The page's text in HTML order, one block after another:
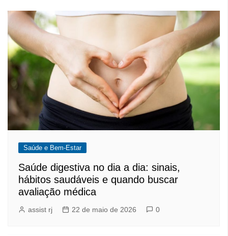
Saúde e Bem-Estar
Saúde digestiva no dia a dia: sinais,
hábitos saudáveis e quando buscar
avaliação médica
assist rj 22 de maio de 2026 0